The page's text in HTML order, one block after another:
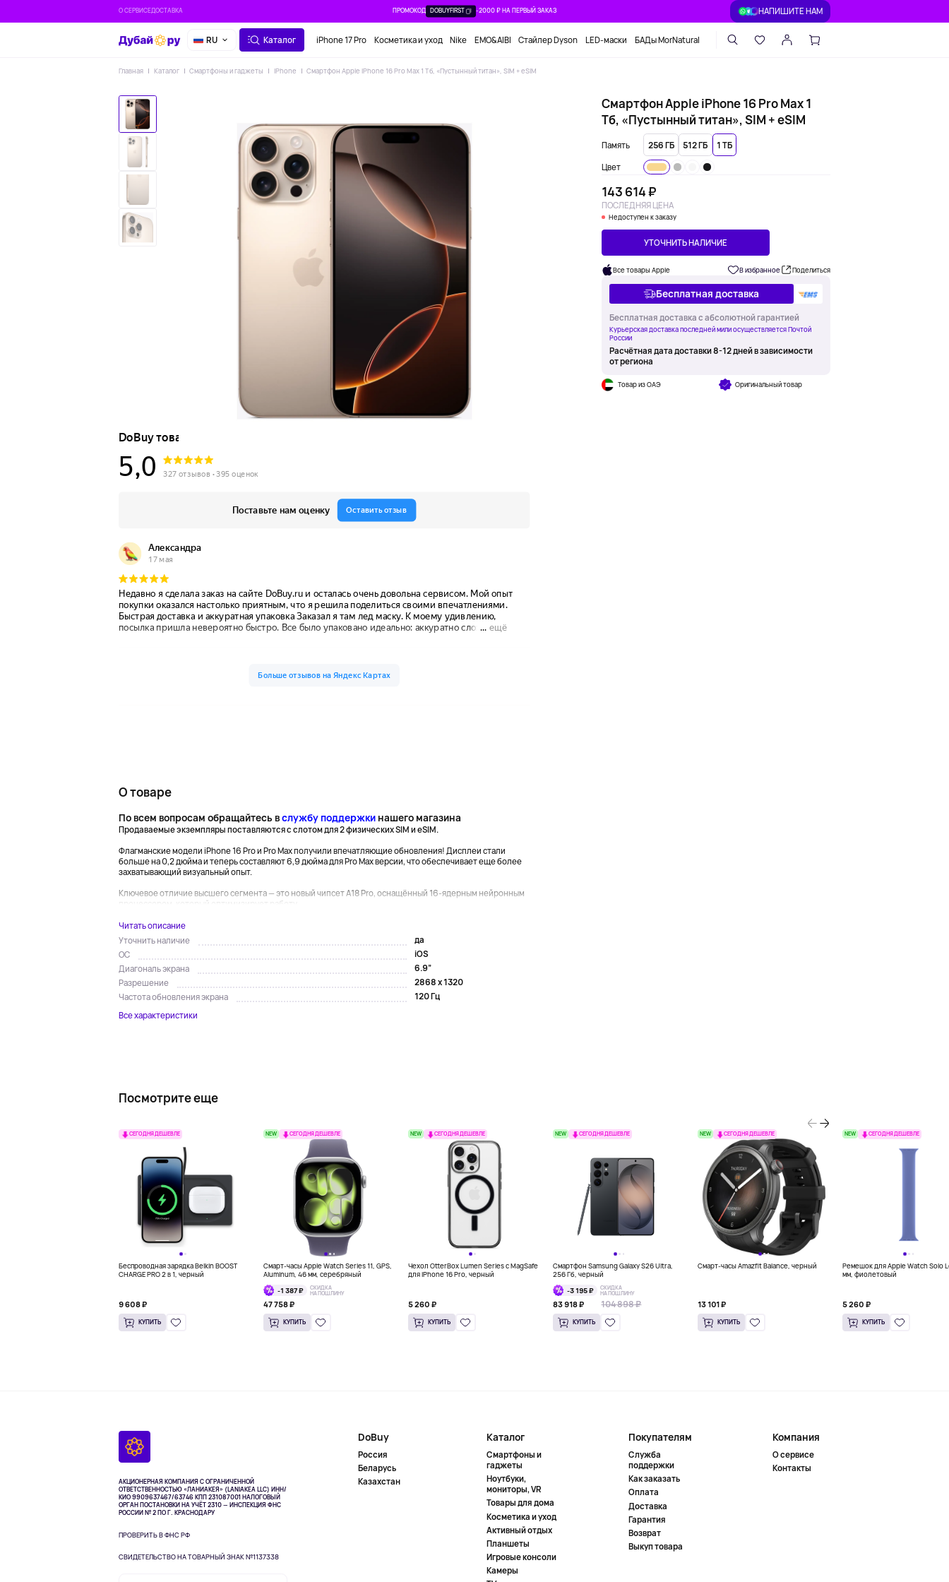
О СЕРВИСЕДОСТАВКА ПРОМОКОД DOBUYFIRST -2000 ₽ НА ПЕРВЫЙ ЗАКАЗ НАПИШИТЕ НАМ
RU Каталог iPhone 17 Pro Косметика и уход Nike EMO&AIBI Стайлер Dyson LED-маски БАДы MorNatural
Главная Каталог Смартфоны и гаджеты iPhone Смартфон Apple iPhone 16 Pro Max 1 Тб, «Пустынный титан», SIM + eSIM
Смартфон Apple iPhone 16 Pro Max 1
Тб, «Пустынный титан», SIM + eSIM
Память 256 ГБ 512 ГБ 1 ТБ
Цвет
143 614 ₽
ПОСЛЕДНЯЯ ЦЕНА
Недоступен к заказу
УТОЧНИТЬ НАЛИЧИЕ
Все товары Apple В избранное Поделиться
Бесплатная доставка
Бесплатная доставка с абсолютной гарантией
Курьерская доставка последней мили осуществляется Почтой
России
Расчётная дата доставки 8-12 дней в зависимости
от региона
Товар из ОАЭ Оригинальный товар
О товаре
По всем вопросам обращайтесь вслужбу поддержки нашего магазина
Продаваемые экземпляры поставляются с слотом для 2 физических SIM и eSIM.
Флагманские модели iPhone 16 Pro и Pro Max получили впечатляющие обновления! Дисплеи стали
больше на 0,2 дюйма и теперь составляют 6,9 дюйма для Pro Max версии, что обеспечивает еще более
захватывающий визуальный опыт.
Ключевое отличие высшего сегмента — это новый чипсет A18 Pro, оснащённый 16-ядерным нейронным
процессором, который оптимизирует работу...
Читать описание
Уточнить наличие
да
ОС
iOS
Диагональ экрана
6.9”
Разрешение
2868 x 1320
Частота обновления экрана
120 Гц
Все характеристики
Посмотрите еще
СЕГОДНЯ ДЕШЕВЛЕ
Беспроводная зарядка Belkin BOOST
CHARGE PRO 2 в 1, черный
9 608 ₽
КУПИТЬ
NEW СЕГОДНЯ ДЕШЕВЛЕ
Смарт-часы Apple Watch Series 11, GPS,
Aluminum, 46 мм, серебряный
-1 387 ₽
СКИДКА
НА ПОШЛИНУ
47 758 ₽
КУПИТЬ
NEW СЕГОДНЯ ДЕШЕВЛЕ
Чехол OtterBox Lumen Series с MagSafe
для iPhone 16 Pro, черный
5 260 ₽
КУПИТЬ
NEW СЕГОДНЯ ДЕШЕВЛЕ
Смартфон Samsung Galaxy S26 Ultra,
256 Гб, черный
-3 195 ₽
СКИДКА
НА ПОШЛИНУ
83 918 ₽ 104 898 ₽
КУПИТЬ
NEW СЕГОДНЯ ДЕШЕВЛЕ
Смарт-часы Amazfit Balance, черный
13 101 ₽
КУПИТЬ
NEW СЕГОДНЯ ДЕШЕВЛЕ
Ремешок для Apple Watch Solo
мм, фиолетовый
5 260 ₽
КУПИТЬ
АКЦИОНЕРНАЯ КОМПАНИЯ С ОГРАНИЧЕННОЙ
ОТВЕТСТВЕННОСТЬЮ «ЛАНИАКЕЯ» (LANIAKEA LLC) ИНН/
КИО 9909637467/63746 КПП 231087001НАЛОГОВЫЙ
ОРГАН ПОСТАНОВКИ НА УЧЁТ 2310 — ИНСПЕКЦИЯ ФНС
РОССИИ № 2 ПО Г. КРАСНОДАРУ
ПРОВЕРИТЬ В ФНС РФ
СВИДЕТЕЛЬСТВО НА ТОВАРНЫЙ ЗНАК №1137338
DoBuy
Россия
Беларусь
Казахстан
Каталог
Смартфоны и
гаджеты
Ноутбуки,
мониторы, VR
Товары для дома
Косметика и уход
Активный отдых
Планшеты
Игровые консоли
Камеры
Покупателям
Служба
поддержки
Как заказать
Оплата
Доставка
Гарантия
Возврат
Выкуп товара
Компания
О сервисе
Контакты